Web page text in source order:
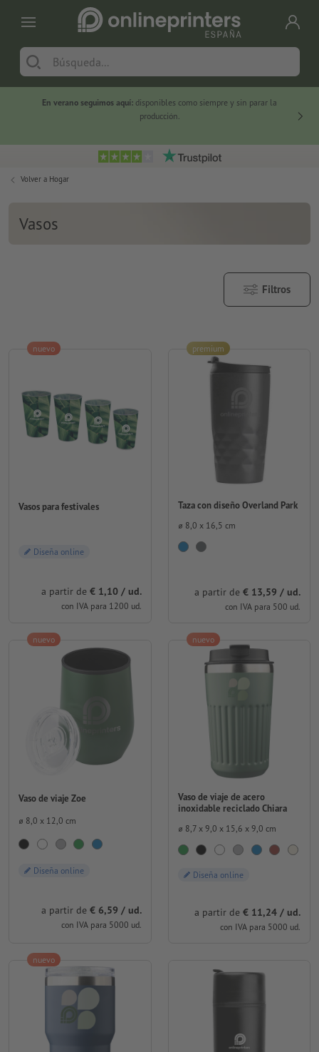
En verano seguimos aquí: disponibles como siempre y sin parar la
producción.
Volver a Hogar
Vasos
Filtros
Vasos para festivales
Diseña online
a partir de € 1,10 / ud.
con IVA para 1200 ud.
nuevo
Taza con diseño Overland Park
⌀ 8,0 x 16,5 cm
a partir de € 13,59 / ud.
con IVA para 500 ud.
premium
Vaso de viaje Zoe
⌀ 8,0 x 12,0 cm
Diseña online
a partir de € 6,59 / ud.
con IVA para 5000 ud.
nuevo
Vaso de viaje de acero
inoxidable reciclado Chiara
⌀ 8,7 x 9,0 x 15,6 x 9,0 cm
Diseña online
a partir de € 11,24 / ud.
con IVA para 5000 ud.
nuevo
nuevo